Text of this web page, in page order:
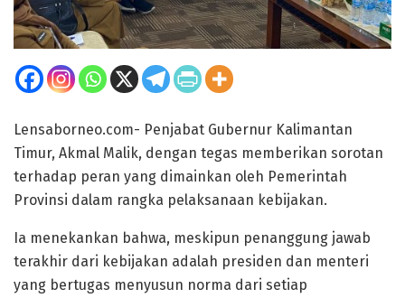
Lensaborneo.com- Penjabat Gubernur Kalimantan
Timur, Akmal Malik, dengan tegas memberikan sorotan
terhadap peran yang dimainkan oleh Pemerintah
Provinsi dalam rangka pelaksanaan kebijakan.
Ia menekankan bahwa, meskipun penanggung jawab
terakhir dari kebijakan adalah presiden dan menteri
yang bertugas menyusun norma dari setiap